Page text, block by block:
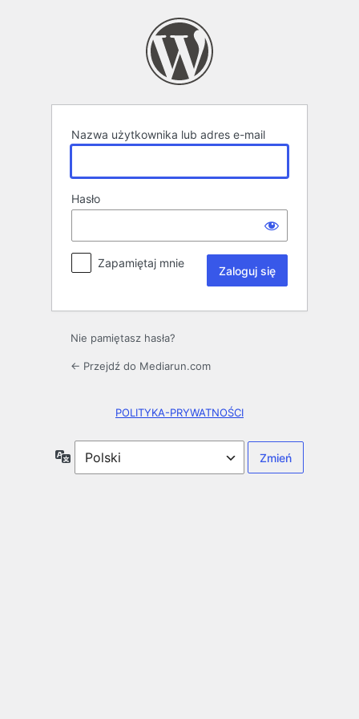
Nazwa użytkownika lub adres e-mail
Hasło
Zapamiętaj mnie
Nie pamiętasz hasła?
← Przejdź do Mediarun.com
POLITYKA-PRYWATNOŚCI
Język